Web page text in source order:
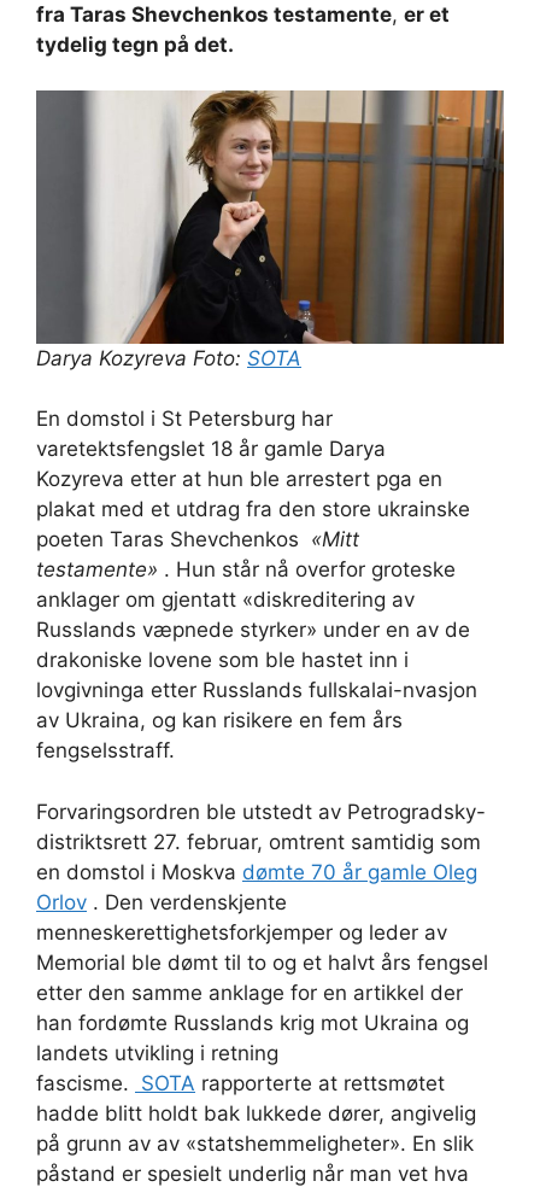
fra Taras Shevchenkos testamente, er et
tydelig tegn på det.
Darya Kozyreva Foto: SOTA
En domstol i St Petersburg har
varetektsfengslet 18 år gamle Darya
Kozyreva etter at hun ble arrestert pga en
plakat med et utdrag fra den store ukrainske
poeten Taras Shevchenkos «Mitt
testamente» . Hun står nå overfor groteske
anklager om gjentatt «diskreditering av
Russlands væpnede styrker» under en av de
drakoniske lovene som ble hastet inn i
lovgivninga etter Russlands fullskalai-nvasjon
av Ukraina, og kan risikere en fem års
fengselsstraff.
Forvaringsordren ble utstedt av Petrogradsky-
distriktsrett 27. februar, omtrent samtidig som
en domstol i Moskva dømte 70 år gamle Oleg
Orlov . Den verdenskjente
menneskerettighetsforkjemper og leder av
Memorial ble dømt til to og et halvt års fengsel
etter den samme anklage for en artikkel der
han fordømte Russlands krig mot Ukraina og
landets utvikling i retning
fascisme. SOTA rapporterte at rettsmøtet
hadde blitt holdt bak lukkede dører, angivelig
på grunn av av «statshemmeligheter». En slik
påstand er spesielt underlig når man vet hva